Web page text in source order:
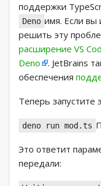
поддержки
Deno имя. Если вы
решить эту
расширение VS
Deno
. JetBrains
обеспечения
Теперь
deno run mod.ts
Это ответит
передали: